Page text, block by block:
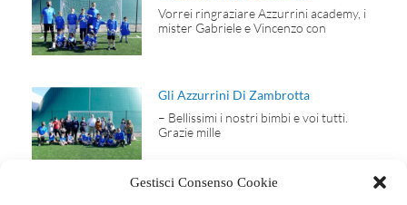
Gestisci Consenso Cookie
Vorrei ringraziare Azzurrini academy, i
mister Gabriele e Vincenzo con
Gli Azzurrini Di Zambrotta
– Bellissimi i nostri bimbi e voi tutti.
Grazie mille